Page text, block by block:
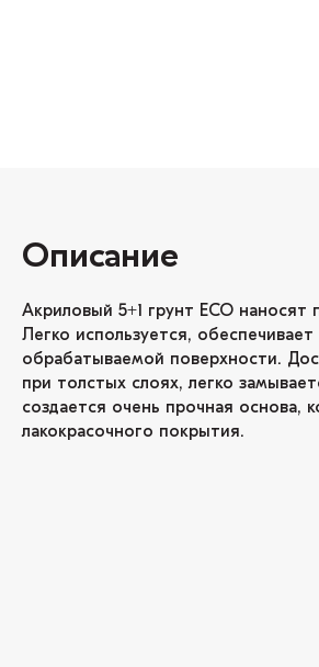
Описание
Акриловый 5+1 грунт ECO
Легко используется,
обрабатываемой поверхности.
при толстых слоях, легко
создается очень прочная основа,
лакокрасочного покрытия.